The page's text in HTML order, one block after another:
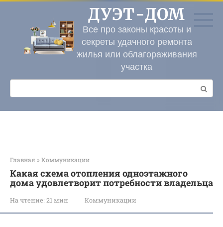
Перейти
контенту
ДУЭТ-ДОМ
Все про законы красоты и
секреты удачного ремонта
жилья или облагораживания
участка
Поиск:
Главная » Коммуникации
Какая схема отопления одноэтажного
дома удовлетворит потребности владельца
На чтение: 21 мин Коммуникации